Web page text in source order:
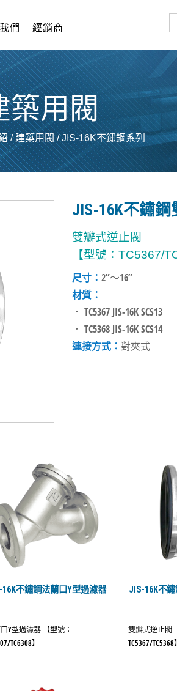
們 經銷商
築用閥
/建築用閥/JIS-16K不鏽鋼系列
JIS-16K不鏽
雙瓣式逆止閥
【型號：TC5367/
尺寸：2”～16”
材質：
． TC5367 JIS-16K SCS13
． TC5368 JIS-16K SCS14
連接方式：對夾式
16K不鏽鋼法蘭口Y型過濾器
Y型過濾器 【型號：
TC6308】
JIS-16K不
雙瓣式逆止閥
TC5367/TC5368】